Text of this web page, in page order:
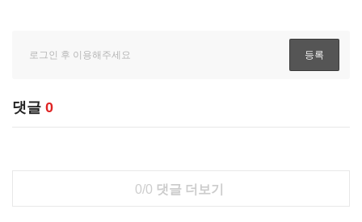
댓글 0
0/0 댓글 더보기